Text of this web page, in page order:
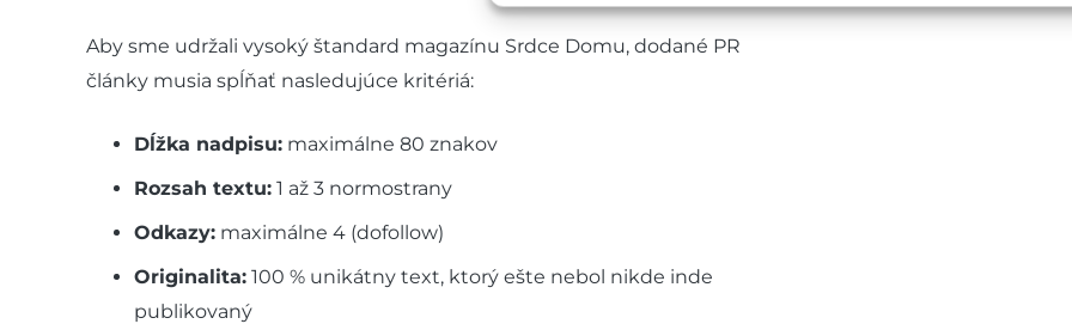
Aby sme udržali vysoký štandard magazínu Srdce Domu, dodané PR
články musia spĺňať nasledujúce kritériá:
Dĺžka nadpisu: maximálne 80 znakov
Rozsah textu: 1 až 3 normostrany
Odkazy: maximálne 4 (dofollow)
Originalita: 100 % unikátny text, ktorý ešte nebol nikde inde
publikovaný